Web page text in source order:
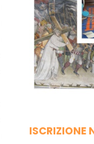
ISCRIZIONE